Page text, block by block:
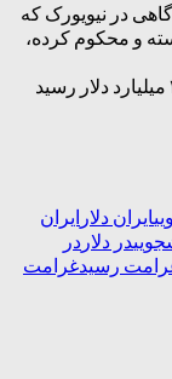
در نیویورک که
دخیل دانسته و محکوم کرده،
ایران دلار ایران
در دلار در
رسیدغرامت